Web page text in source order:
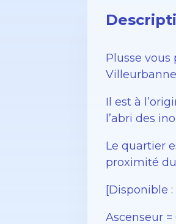
Plusse
Villeurbanne
Il est à
l’abri des
Le quartier
proximité
[Disponible :
Ascenseur =